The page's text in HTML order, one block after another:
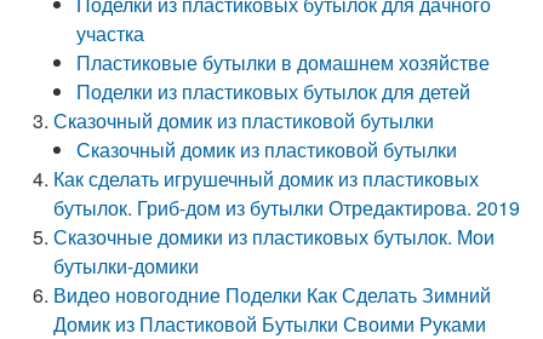
участка
Пластиковые бутылки в домашнем хозяйстве
Поделки из пластиковых бутылок для детей
Сказочный домик из пластиковой бутылки
Сказочный домик из пластиковой бутылки
Как сделать игрушечный домик из пластиковых
бутылок. Гриб-дом из бутылки Отредактирова. 2019
Сказочные домики из пластиковых бутылок. Мои
бутылки-домики
Видео новогодние Поделки Как Сделать Зимний
Домик из Пластиковой Бутылки Своими Руками